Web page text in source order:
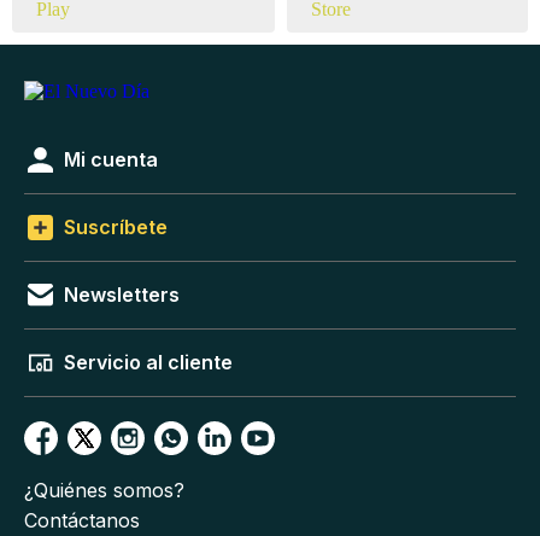
Mi cuenta
Suscríbete
Newsletters
Servicio al cliente
¿Quiénes somos?
Contáctanos